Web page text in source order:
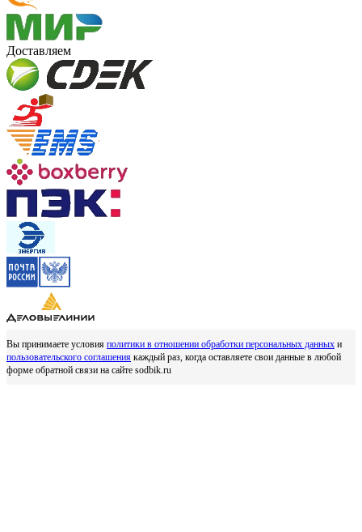
Доставляем
Вы принимаете условия политики в отношении обработки персональных данных и
пользовательского соглашения каждый раз, когда оставляете свои данные в любой
форме обратной связи на сайте sodbik.ru